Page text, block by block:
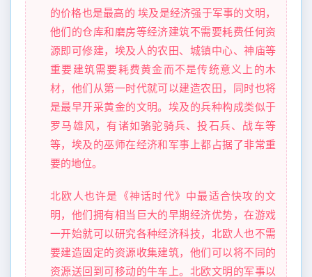
的价格也是最高的 埃及是经济强于军事的文明，
他们的仓库和磨房等经济建筑不需要耗费任何资
源即可修建，埃及人的农田、城镇中心、神庙等
重要建筑需要耗费黄金而不是传统意义上的木
材，他们从第一时代就可以建造农田，同时也将
是最早开采黄金的文明。埃及的兵种构成类似于
罗马雄风，有诸如骆驼骑兵、投石兵、战车等
等，埃及的巫师在经济和军事上都占据了非常重
要的地位。
北欧人也许是《神话时代》中最适合快攻的文
明，他们拥有相当巨大的早期经济优势，在游戏
一开始就可以研究各种经济科技，北欧人也不需
要建造固定的资源收集建筑，他们可以将不同的
资源送回到可移动的牛车上。北欧文明的军事以